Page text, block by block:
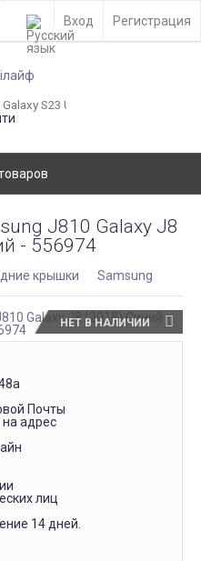
Вход Регистрация
J810 Galaxy J8
- 556974
крышки Samsung
НЕТ В НАЛИЧИИ
Почты
адрес
лиц
14 дней.